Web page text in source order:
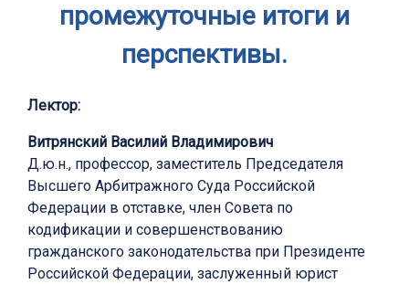
промежуточные итоги и
перспективы.
Лектор:
Витрянский Василий Владимирович
Д.ю.н., профессор, заместитель Председателя
Высшего Арбитражного Суда Российской
Федерации в отставке, член Совета по
кодификации и совершенствованию
гражданского законодательства при Президенте
Российской Федерации, заслуженный юрист